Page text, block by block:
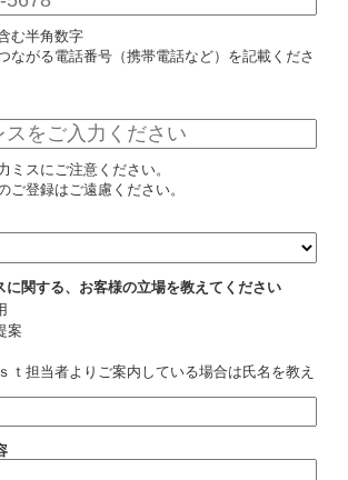
む半角数字
ながる電話番号（携帯電話など）を記載くださ
スにご注意ください。
登録はご遠慮ください。
に関する、お客様の立場を教えてください
案
ｔ担当者よりご案内している場合は氏名を教え